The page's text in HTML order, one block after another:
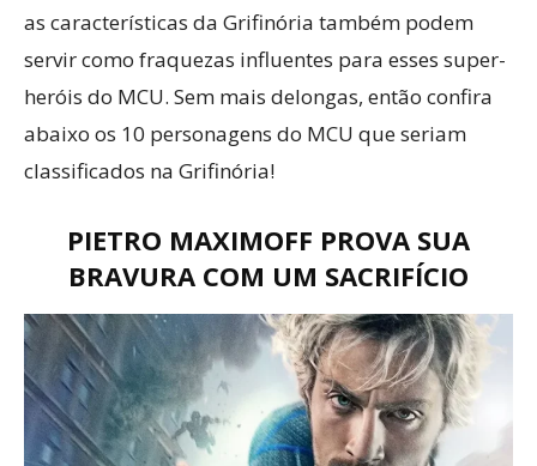
as características da Grifinória também podem
servir como fraquezas influentes para esses super-
heróis do MCU. Sem mais delongas, então confira
abaixo os 10 personagens do MCU que seriam
classificados na Grifinória!
PIETRO MAXIMOFF PROVA SUA
BRAVURA COM UM SACRIFÍCIO